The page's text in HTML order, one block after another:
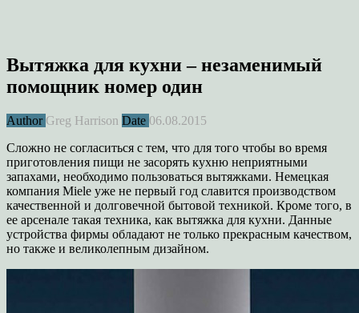
Вытяжка для кухни – незаменимый
помощник номер один
Author Greg Harrison Date 06.08.2015
Сложно не согласиться с тем, что для того чтобы во время
приготовления пищи не засорять кухню неприятными
запахами, необходимо пользоваться вытяжками. Немецкая
компания Miele уже не первый год славится производством
качественной и долговечной бытовой техникой. Кроме того, в
ее арсенале такая техника, как вытяжка для кухни. Данные
устройства фирмы обладают не только прекрасным качеством,
но также и великолепным дизайном.